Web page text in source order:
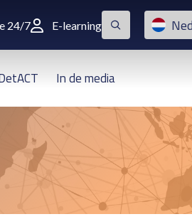
24/7 E-learning
In de media